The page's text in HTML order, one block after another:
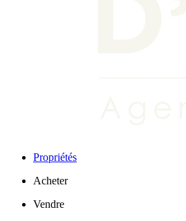
Propriétés
Acheter
Vendre